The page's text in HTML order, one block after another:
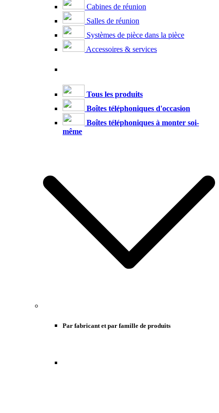
Cabines de réunion
Salles de réunion
Systèmes de pièce dans la pièce
Accessoires & services
Tous les produits
Boîtes téléphoniques d'occasion
Boîtes téléphoniques à monter soi-
même
Par fabricant et par famille de produits